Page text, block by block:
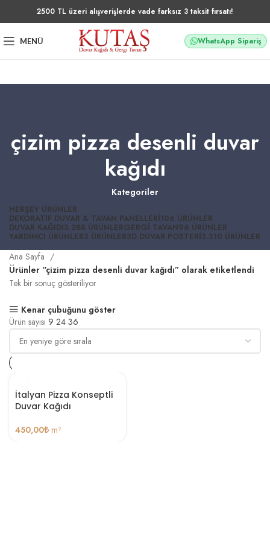
2500 TL üzeri alışverişlerde vade farksız 3 taksit fırsatı!
MENÜ WhatsApp Sipariş
çizim pizza desenli duvar
kağıdı
Kategoriler
HERŞEY ÜRÜNLER
DEKORATIF DUVAR & TAVAN PANELLERI106 ÜRÜNLER
DUVAR KAĞIDI3.288 ÜRÜNLERGERGI TAVAN96 ÜRÜNLER
YARDIMCI ÜRÜNLER3 ÜRÜNLER3D DUVAR POSTERI3.310 ÜRÜNLER
Ana Sayfa
Ürünler “çizim pizza desenli duvar kağıdı” olarak etiketlendi
Tek bir sonuç gösteriliyor
Kenar çubuğunu göster
Ürün sayısı 9 24 36
İtalyan Pizza Konseptli
Duvar Kağıdı
450,00₺ m²